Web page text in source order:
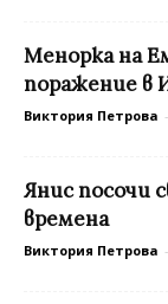
Менорка на
поражение в
Виктория Петрова -
Янис посочи
времена
Виктория Петрова -